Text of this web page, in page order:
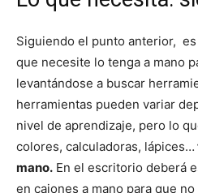
Siguiendo el punto anterior,
que necesite lo tenga a mano
levantándose a buscar
herramientas pueden variar
nivel de aprendizaje, pero lo
colores, calculadoras, lápices…
mano. En el escritorio deberá
en cajones a mano para que